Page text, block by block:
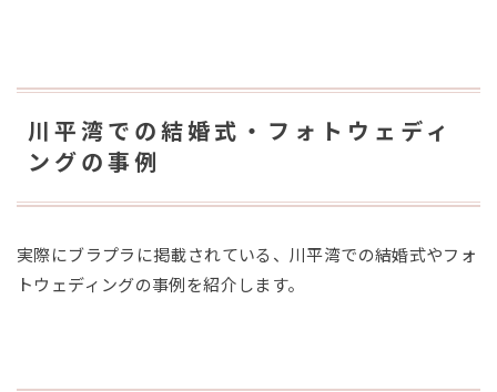
川平湾での結婚式・フォトウェディ
ングの事例
実際にブラプラに掲載されている、川平湾での結婚式やフォ
トウェディングの事例を紹介します。